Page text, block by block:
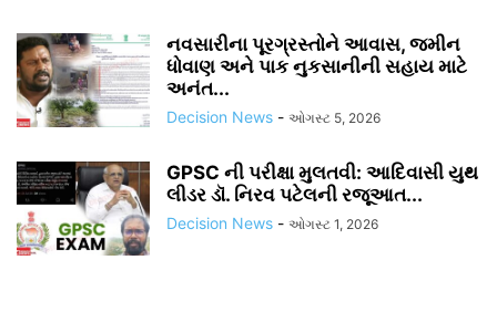
નવસારીના પૂરગ્રસ્તોને આવાસ, જમીન
ધોવાણ અને પાક નુકસાનીની સહાય માટે
અનંત...
Decision News - ઓગસ્ટ 5, 2026
GPSC ની પરીક્ષા મુલતવી: આદિવાસી યુથ
લીડર ડૉ. નિરવ પટેલની રજૂઆત...
Decision News - ઓગસ્ટ 1, 2026